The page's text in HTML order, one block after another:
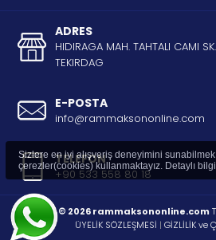
ADRES
HIDIRAGA MAH. TAHTALI CAMI
TEKIRDAG
E-POSTA
info@rammaksononline.com
TELEFON
+90 533 558 80 18
© 2026 rammaksononline.com
ÜYELİK SÖZLEŞMESİ | GİZLİLİK ve
Sizlere en iyi alışveriş deneyimini
çerezler(cookies) kullanmaktayız. Detaylı